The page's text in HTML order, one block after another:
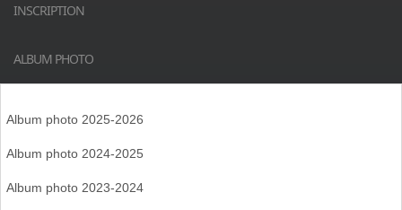
INSCRIPTION
ALBUM PHOTO
Album photo 2025-2026
Album photo 2024-2025
Album photo 2023-2024